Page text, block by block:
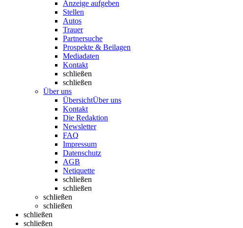
Anzeige aufgeben
Stellen
Autos
Trauer
Partnersuche
Prospekte & Beilagen
Mediadaten
Kontakt
schließen
schließen
Über uns
ÜbersichtÜber uns
Kontakt
Die Redaktion
Newsletter
FAQ
Impressum
Datenschutz
AGB
Netiquette
schließen
schließen
schließen
schließen
schließen
schließen